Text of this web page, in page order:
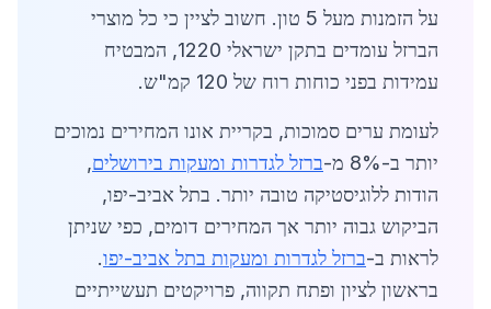
על הזמנות מעל 5 טון. חשוב לציין כי כל מוצרי
הברזל עומדים בתקן ישראלי 1220, המבטיח
עמידות בפני כוחות רוח של 120 קמ"ש.
לעומת ערים סמוכות, בקריית אונו המחירים נמוכים
יותר ב-8% מ-
ברזל לגדרות ומעקות בירושלים,
הודות ללוגיסטיקה טובה יותר. בתל אביב-יפו,
הביקוש גבוה יותר אך המחירים דומים, כפי שניתן
לראות ב-ברזל לגדרות ומעקות בתל אביב-יפו.
בראשון לציון ופתח תקווה, פרויקטים תעשייתיים